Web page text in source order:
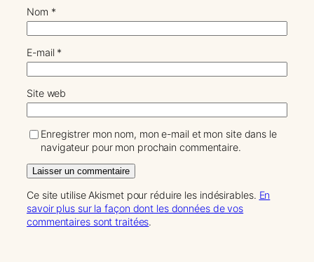
Nom *
E-mail *
Site web
Enregistrer mon nom, mon e-mail et mon site dans le
navigateur pour mon prochain commentaire.
Ce site utilise Akismet pour réduire les indésirables. En
savoir plus sur la façon dont les données de vos
commentaires sont traitées.